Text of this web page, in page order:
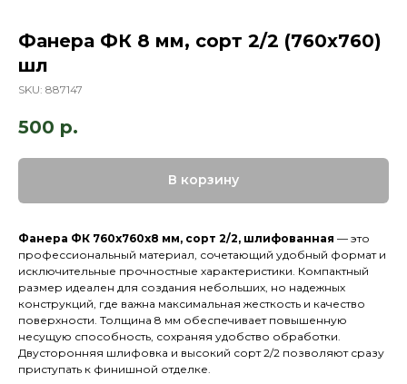
Фанера ФК 8 мм, сорт 2/2 (760х760)
шл
SKU: 887147
500 р.
В корзину
Фанера ФК 760х760х8 мм, сорт 2/2, шлифованная — это
профессиональный материал, сочетающий удобный формат и
исключительные прочностные характеристики. Компактный
размер идеален для создания небольших, но надежных
конструкций, где важна максимальная жесткость и качество
поверхности. Толщина 8 мм обеспечивает повышенную
несущую способность, сохраняя удобство обработки.
Двусторонняя шлифовка и высокий сорт 2/2 позволяют сразу
приступать к финишной отделке.